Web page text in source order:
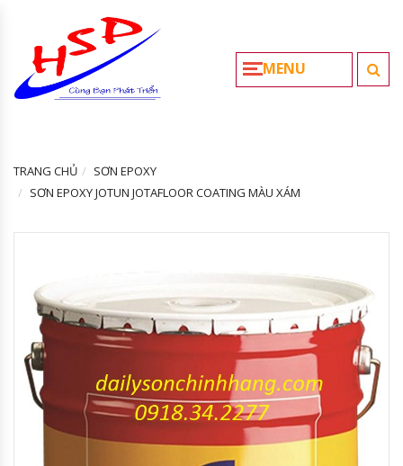
MENU
TRANG CHỦ
SƠN EPOXY
SƠN EPOXY JOTUN JOTAFLOOR COATING MÀU XÁM